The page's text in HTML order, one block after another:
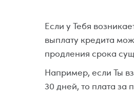
Если у Тебя
выплату кредита
продления срока
Например, если Ты
30 дней, то плата за